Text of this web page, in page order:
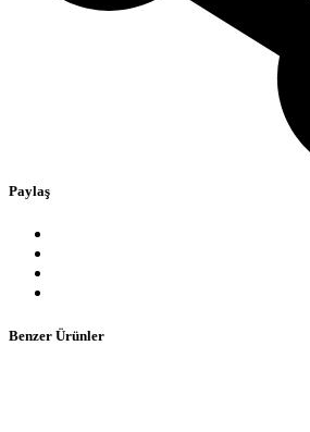
Paylaş
Benzer Ürünler